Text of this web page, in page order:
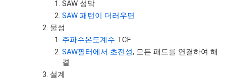
로 13, B동(complex동) 1213호(영덕동,흥덕IT밸리)
COPYRIGHT (C) 투고기술 ALL RIGHTS RESEVED
투고기술 위키 저작권
SAW 성막
SAW 패턴이 더러우면
물성
주파수온도계수 TCF
SAW필터에서 초전성, 모든 패드를 연결하여 해
결
설계